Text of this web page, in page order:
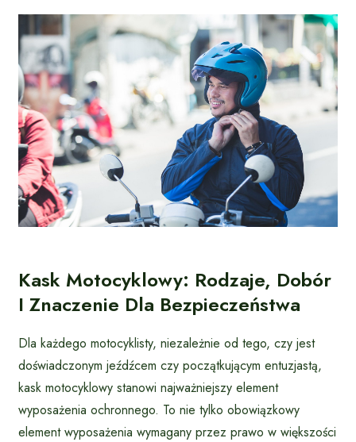
Kask Motocyklowy: Rodzaje, Dobór
I Znaczenie Dla Bezpieczeństwa
Dla każdego motocyklisty, niezależnie od tego, czy jest
doświadczonym jeźdźcem czy początkującym entuzjastą,
kask motocyklowy stanowi najważniejszy element
wyposażenia ochronnego. To nie tylko obowiązkowy
element wyposażenia wymagany przez prawo w większości